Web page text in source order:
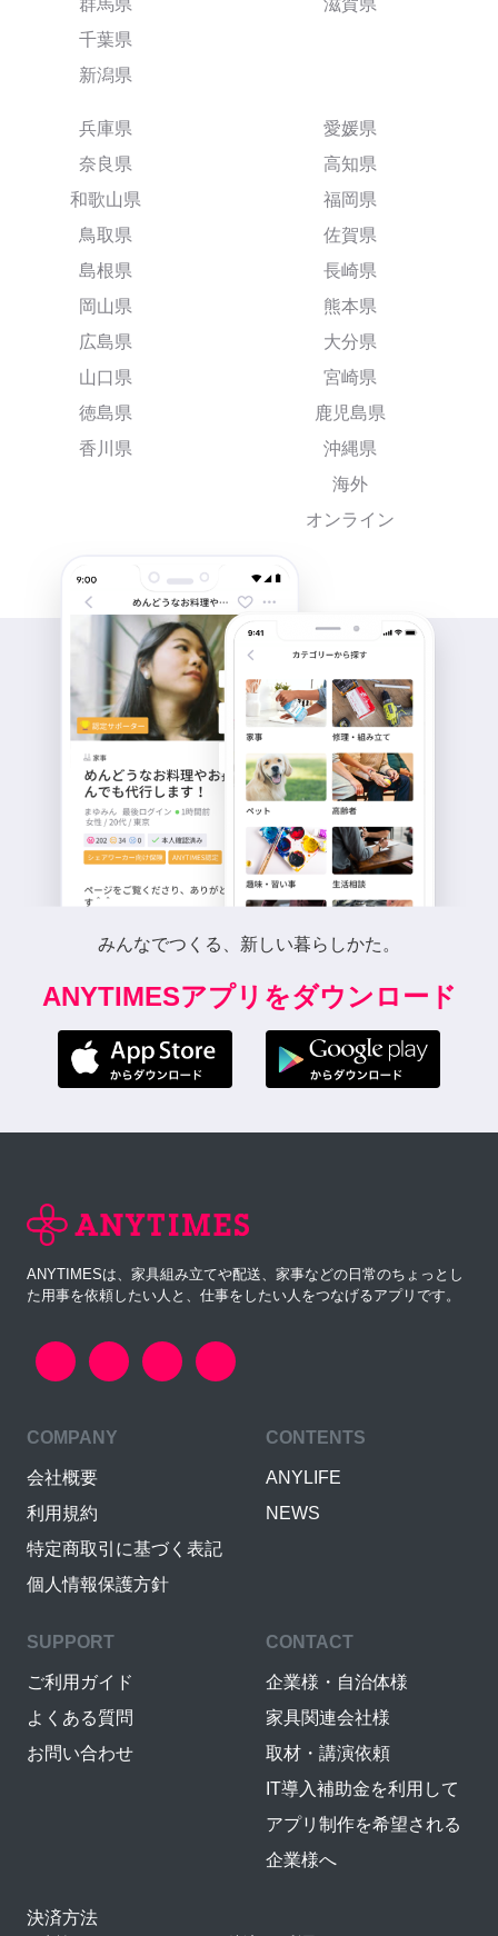
千葉県
新潟県
兵庫県
奈良県
和歌山県
鳥取県
島根県
岡山県
広島県
山口県
徳島県
香川県
愛媛県
高知県
福岡県
佐賀県
長崎県
熊本県
大分県
宮崎県
鹿児島県
沖縄県
海外
オンライン
みんなでつくる、新しい暮らしかた。
ANYTIMESアプリをダウンロード
ANYTIMESは、家具組み立てや配送、家事などの日常のちょっとし
た用事を依頼したい人と、仕事をしたい人をつなげるアプリです。
COMPANY
会社概要
利用規約
特定商取引に基づく表記
個人情報保護方針
CONTENTS
ANYLIFE
NEWS
SUPPORT
ご利用ガイド
よくある質問
お問い合わせ
CONTACT
企業様・自治体様
家具関連会社様
取材・講演依頼
IT導入補助金を利用して
アプリ制作を希望される
企業様へ
決済方法